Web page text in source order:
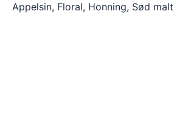
Appelsin, Floral, Honning, Sød malt